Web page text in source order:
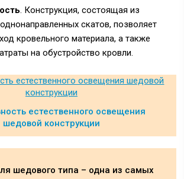
. Конструкция, состоящая из
скатов, позволяет
кровельного материала, а также
на обустройство кровли.
естественного освещения
шедовой конструкции
шедового типа – одна из самых